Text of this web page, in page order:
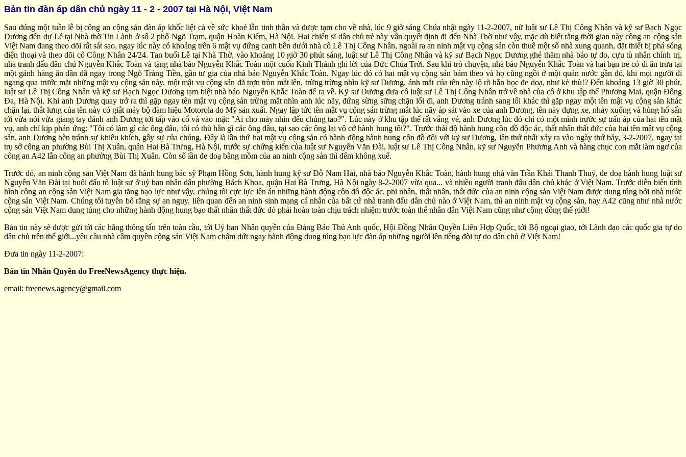
Bản tin đàn áp dân chủ ngày 11 - 2 - 2007 tại Hà Nội, Việt Nam
Sau đúng một tuần lễ bị công an cộng sản đàn áp khốc liệt cả về sức khoẻ lẫn tinh thần và được tạm cho về nhà, lúc 9 giờ sáng Chúa nhật ngày 11-2-2007, nữ luật sư Lê Thị Công Nhân và kỹ sư Bạch Ngọc
Dương đến dự Lễ tại Nhà thờ Tin Lành ở số 2 phố Ngõ Trạm, quận Hoàn Kiếm, Hà Nội. Hai chiến sĩ dân chủ trẻ này vẫn quyết định đi đến Nhà Thờ như vậy, mặc dù biết rằng thời gian này công an cộng sản
Việt Nam đang theo dõi rất sát sao, ngay lúc này có khoảng trên 6 mật vụ đứng canh bên dưới nhà cô Lê Thị Công Nhân, ngoài ra an ninh mật vụ cộng sản còn thuê một số nhà xung quanh, đặt thiết bị phá sóng
điện thoại và theo dõi cô Công Nhân 24/24. Tan buổi Lễ tại Nhà Thờ, vào khoảng 10 giờ 30 phút sáng, luật sư Lê Thị Công Nhân và kỹ sư Bạch Ngọc Dương ghé thăm nhà báo tự do, cựu tù nhân chính trị,
nhà tranh đấu dân chủ Nguyễn Khắc Toàn và tặng nhà báo Nguyễn Khắc Toàn một cuốn Kinh Thánh ghi lời của Đức Chúa Trời. Sau khi trò chuyện, nhà báo Nguyễn Khắc Toàn và hai bạn trẻ có đi ăn trưa tại
một gánh hàng ăn dân dã ngay trong Ngõ Tràng Tiền, gần tư gia của nhà báo Nguyễn Khắc Toàn. Ngay lúc đó có hai mật vụ cộng sản bám theo và họ cũng ngồi ở một quán nước gần đó, khi mọi người đi
ngang qua trước mặt những mật vụ cộng sản này, một mật vụ cộng sản đã trợn tròn mắt lên, trừng trừng nhìn kỹ sư Dương, ánh mắt của tên này lộ rõ hằn học đe doạ, như kẻ thù!? Đến khoảng 13 giờ 30 phút,
luật sư Lê Thị Công Nhân và kỹ sư Bạch Ngọc Dương tạm biệt nhà báo Nguyễn Khắc Toàn để ra về. Kỹ sư Dương đưa cô luật sư Lê Thị Công Nhân trở về nhà của cô ở khu tập thể Phương Mai, quận Đống
Đa, Hà Nội. Khi anh Dương quay trở ra thì gặp ngay tên mật vụ cộng sản trừng mắt nhìn anh lúc nãy, đứng sừng sững chặn lối đi, anh Dương tránh sang lối khác thì gặp ngay một tên mật vụ cộng sản khác
chặn lại, thắt lưng của tên này có giắt máy bộ đàm hiệu Motorola do Mỹ sản xuất. Ngay lập tức tên mật vụ cộng sản trừng mắt lúc nãy áp sát vào xe của anh Dương, tên này dựng xe, nhảy xuống và hùng hổ sấn
tới vừa nói vừa giang tay đánh anh Dương tới tấp vào cổ và vào mặt: "Ai cho mày nhìn đểu chúng tao?". Lúc này ở khu tập thể rất vắng vẻ, anh Dương lúc đó chỉ có một mình trước sự trấn áp của hai tên mật
vụ, anh chỉ kịp phản ứng: "Tôi có làm gì các ông đâu, tôi có thù hằn gì các ông đâu, tại sao các ông lại vô cớ hành hung tôi?". Trước thái độ hành hung côn đồ độc ác, thất nhân thất đức của hai tên mật vụ cộng
sản, anh Dương bèn tránh sự khiêu khích, gây sự của chúng. Đây là lần thứ hai mật vụ cộng sản có hành động hành hung côn đồ đối với kỹ sư Dương, lần thứ nhất xảy ra vào ngày thứ bảy, 3-2-2007, ngay tại
trụ sở công an phường Bùi Thị Xuân, quận Hai Bà Trưng, Hà Nội, trước sự chứng kiến của luật sư Nguyễn Văn Đài, luật sư Lê Thị Công Nhân, kỹ sư Nguyễn Phương Anh và hàng chục con mắt làm ngơ của
công an A42 lẫn công an phường Bùi Thị Xuân. Còn số lần đe doạ bằng mồm của an ninh cộng sản thì đếm không xuể.
Trước đó, an ninh cộng sản Việt Nam đã hành hung bác sỹ Phạm Hồng Sơn, hành hung kỹ sư Đỗ Nam Hải, nhà báo Nguyễn Khắc Toàn, hành hung nhà văn Trần Khải Thanh Thuỷ, đe doạ hành hung luật sư
Nguyễn Văn Đài tại buổi đấu tố luật sư ở uỷ ban nhân dân phường Bách Khoa, quận Hai Bà Trưng, Hà Nội ngày 8-2-2007 vừa qua... và nhiều người tranh đấu dân chủ khác ở Việt Nam. Trước diễn biến tình
hình công an cộng sản Việt Nam gia tăng bạo lực như vậy, chúng tôi cực lực lên án những hành động côn đồ độc ác, phi nhân, thất nhân, thất đức của an ninh cộng sản Việt Nam được dung túng bởi nhà nước
cộng sản Việt Nam. Chúng tôi tuyên bố rằng sự an nguy, liên quan đến an ninh sinh mạng cá nhân của bất cứ nhà tranh đấu dân chủ nào ở Việt Nam, thì an ninh mật vụ cộng sản, hay A42 cũng như nhà nước
cộng sản Việt Nam dung túng cho những hành động hung bạo thất nhân thất đức đó phải hoàn toàn chịu trách nhiệm trước toàn thể nhân dân Việt Nam cũng như cộng đồng thế giới!
Bản tin này sẽ được gửi tới các hãng thông tấn trên toàn cầu, tới Uỷ ban Nhân quyền của Đảng Bảo Thủ Anh quốc, Hội Đồng Nhân Quyền Liên Hợp Quốc, tới Bộ ngoại giao, tới Lãnh đạo các quốc gia tự do
dân chủ trên thế giới...yêu cầu nhà cầm quyền cộng sản Việt Nam chấm dứt ngay hành động dung túng bạo lực đàn áp những người lên tiếng đòi tự do dân chủ ở Việt Nam!
Đưa tin ngày 11-2-2007:
Bản tin Nhân Quyền do FreeNewsAgency thực hiện.
email: freenews.agency@gmail.com